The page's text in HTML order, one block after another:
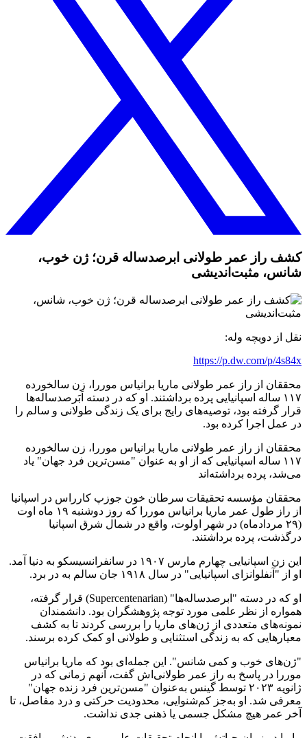
کشف راز عمر طولانی ابرصدساله قرن؛ ژن خوب،
شانس، مثبت‌اندیشی
نقل از دویچه وله:
https://p.dw.com/p/4s84x
محققان از راز عمر طولانی ماریا برانیاس موررا، زن سالخورده
۱۱۷ ساله اسپانیایی پرده برداشتند. او که در دسته‌ اَبَرصدساله‌ها
قرار گرفته بود، توصیه‌های رایج برای یک زندگی طولانی و سالم را
در عمل اجرا کرده بود.
محققان از راز عمر طولانی ماریا برانیاس موررا، زن سالخورده
۱۱۷ ساله اسپانیایی که از او به عنوان "مسن‌ترین فرد جهان" یاد
می‌شد، پرده برداشته‌اند
محققان مؤسسه ‌تحقیقات سرطان خون جوزپ کارراس در اسپانیا
از راز طول عمر ماریا برانیاس موررا که روز دوشنبه ۱۹ ماه اوت
(۲۹ مردادماه) در شهر اولوت، واقع در شمال شرق اسپانیا
درگذشت، پرده برداشتند.
این زن اسپانیایی چهارم مارس ۱۹۰۷ در سانفرانسیسکو به دنیا آمد.
او از "آنفلوانزای اسپانیایی" در سال ۱۹۱۸ جان سالم به در برد.
او که در دسته‌ "ابرصدساله‌ها" (Supercentenarian) قرار گرفته،
همواره از نظر علمی مورد توجه پژوهشگران بود. دانشمندان
نمونه‌های متعددی از ژن‌های ماریا را بررسی کردند تا به کشف
معیارهایی که به زندگی استثنایی و طولانی او کمک کرده برسند.
"ژن‌های خوب و کمی شانس". این جمله‌ای بود که ماریا برانیاس
موررا در پاسخ به راز عمر طولانی‌اش گفت، آنهم زمانی که در
ژانویه ۲۰۲۳ توسط گینس به‌عنوان "مسن‌ترین فرد زنده جهان"
معرفی شد. او به‌جز کم‌شنوایی، محدودیت حرکتی و درد مفاصل، تا
آخر عمر هیچ مشکل جسمی یا ذهنی جدی نداشت.